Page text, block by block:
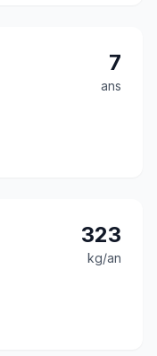
7
ans
323
kg/an